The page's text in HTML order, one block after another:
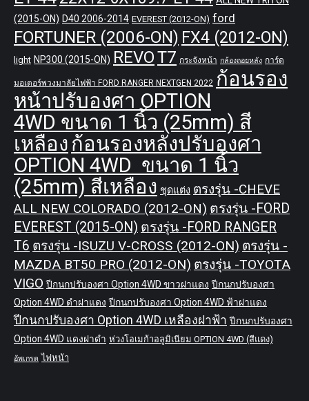
(2015-ON) D40 2006-2014 EVEREST (2012-ON) ford
FORTUNER (2006-ON) FX4 (2012-ON)
light NP300 (2015-ON) REVOT7 กระจังหน้า กล้องถอยหลัง การ์ด
มอเตอร์พวงมาลัยไฟฟ้า FORD RANGER NEXTGEN 2022 ก้อนรอง
หน้าปรับองศา OPTION
4WD ขนาด 1 นิ้ว (25mm) สี
เหลือง ก้อนรองหลังปรับองศา
OPTION 4WD ขนาด 1 นิ้ว
(25mm) สีเหลือง ชุดแต่ง ตรงรุ่น -CHEVE
ALL NEW COLORADO (2012-ON) ตรงรุ่น -FORD
EVEREST (2015-ON) ตรงรุ่น -FORD RANGER
T6 ตรงรุ่น -ISUZU V-CROSS (2012-ON) ตรงรุ่น -
MAZDA BT50 PRO (2012-ON) ตรงรุ่น -TOYOTA
VIGO ปีกนกปรับองศา Option 4WD ขาวฝาแดง ปีกนกปรับองศา
Option 4WD ดำฝาแดง ปีกนกปรับองศา Option 4WD ฟ้าฝาแดง
ปีกนกปรับองศา Option 4WD เหลืองฝาฟ้า ปีกนกปรับองศา
Option 4WD แดงฝาดำ ห่วงโอเมก้าอลูมิเนียม OPTION 4WD (สีแดง)
อัพเกรด ไฟหน้า